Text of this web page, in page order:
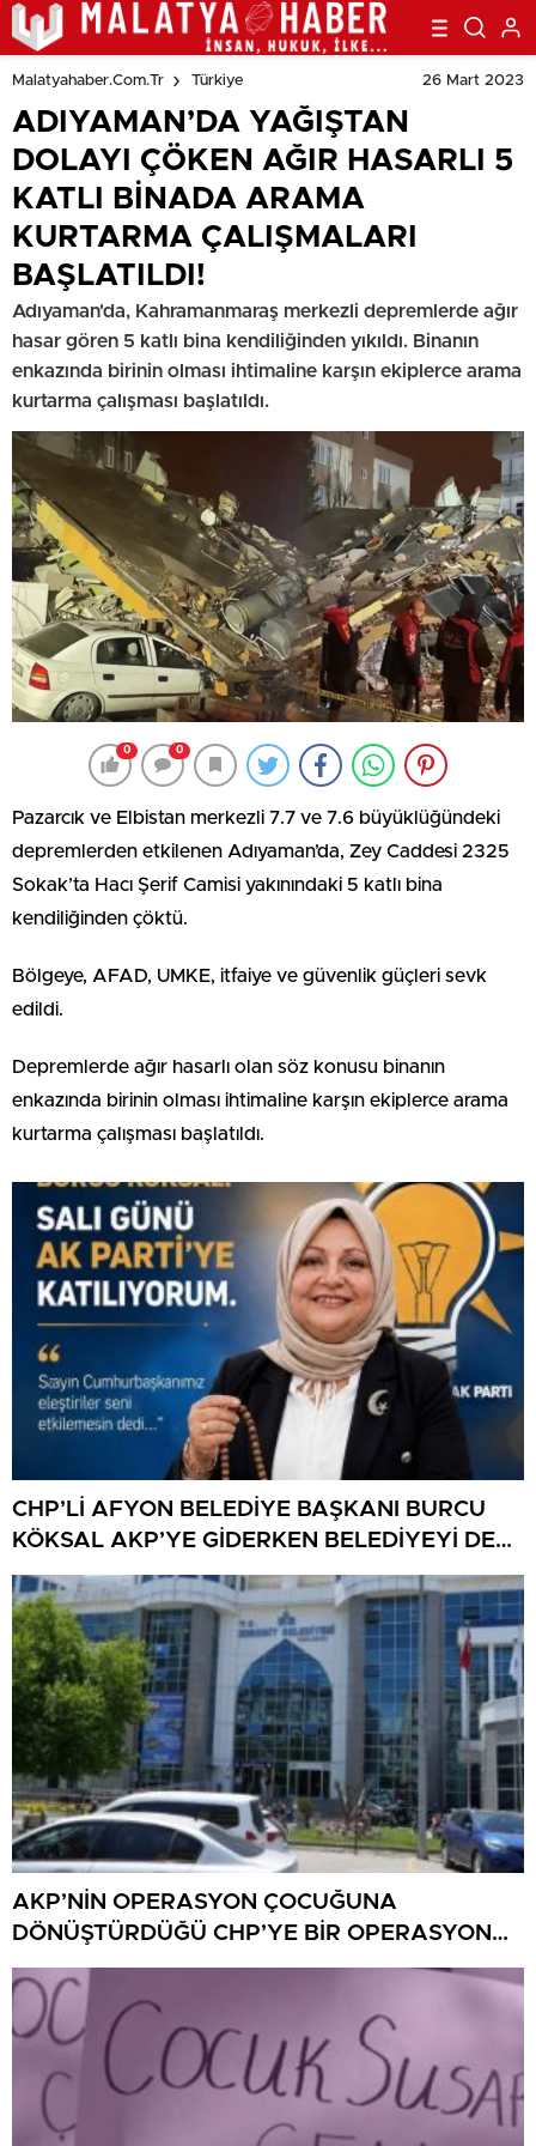
ÇALIŞMALARI BAŞLATILDI!
Malatyahaber.com.tr Türkiye 26 Mart 2023
ADIYAMAN’DA YAĞIŞTAN
DOLAYI ÇÖKEN AĞIR HASARLI 5
KATLI BİNADA ARAMA
KURTARMA ÇALIŞMALARI
BAŞLATILDI!
Adıyaman'da, Kahramanmaraş merkezli depremlerde ağır
hasar gören 5 katlı bina kendiliğinden yıkıldı. Binanın
enkazında birinin olması ihtimaline karşın ekiplerce arama
kurtarma çalışması başlatıldı.
0 0
Pazarcık ve Elbistan merkezli 7.7 ve 7.6 büyüklüğündeki
depremlerden etkilenen Adıyaman’da, Zey Caddesi 2325
Sokak’ta Hacı Şerif Camisi yakınındaki 5 katlı bina
kendiliğinden çöktü.
Bölgeye, AFAD, UMKE, itfaiye ve güvenlik güçleri sevk
edildi.
Depremlerde ağır hasarlı olan söz konusu binanın
enkazında birinin olması ihtimaline karşın ekiplerce arama
kurtarma çalışması başlatıldı.
CHP’Lİ AFYON BELEDİYE BAŞKANI BURCU
KÖKSAL AKP’YE GİDERKEN BELEDİYEYİ DE
GÖTÜRÜYOR!
AKP’NİN OPERASYON ÇOCUĞUNA
DÖNÜŞTÜRDÜĞÜ CHP’YE BİR OPERASYON
DAHA!